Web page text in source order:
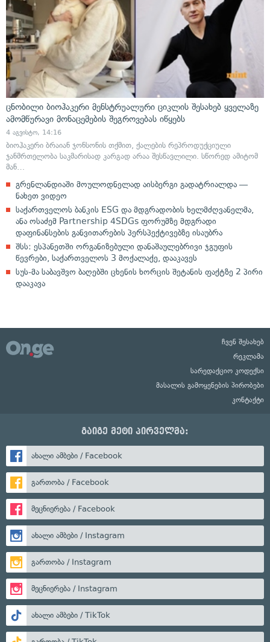
ცნობილი ბიოჰაკერი მენსტრუალური ციკლის შესახებ ყველაზე
ამომწურავი მონაცემების შეგროვებას იწყებს
4 აგვისტო, 14:16
ბიოჰაკერი ბრაიან ჯონსონის თქმით, ქალების რეპროდუქციული
ჯანმრთელობა საკმარისად კარგად არაა შესწავლილი. სწორედ ამიტომ
მან…
გრენლანდიაში მოულოდნელად აისბერგი გადატრიალდა —
ნახეთ ვიდეო
საქართველოს ბანკის ESG და მდგრადობის ხელმძღვანელმა,
ანა ოსაძემ Partnership 4SDGs ფორუმზე მდგრადი
დაფინანსების განვითარების პერსპექტივებზე ისაუბრა
შსს: ესპანეთში ორგანიზებული დანაშაულებრივი ჯგუფის
წევრები, საქართველოს 3 მოქალაქე, დააკავეს
სუს-მა საბავშვო ბაღებში ცხენის ხორცის შეტანის ფაქტზე 2 პირი
დააკავა
ჩვენ შესახებ
რეკლამა
სარედაქციო კოდექსი
მასალის გამოყენების პირობები
კონტაქტი
გაიგე მეტი პირველმა:
ახალი ამბები / Facebook
გართობა / Facebook
მეცნიერება / Facebook
ახალი ამბები / Instagram
გართობა / Instagram
მეცნიერება / Instagram
ახალი ამბები / TikTok